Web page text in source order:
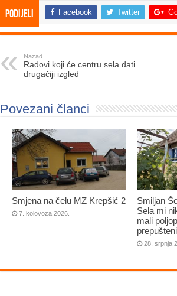
Podijeli Facebook Twitter
Nazad
Radovi koji će centru sela dati
drugačiji izgled
Povezani članci
Smjena na čelu MZ Krepšić 2
7. kolovoza 2026.
Smiljan
Sela mi
mali
28. srpnja